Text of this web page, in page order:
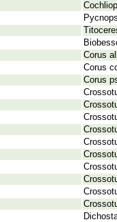
Corus
Corus
Corus